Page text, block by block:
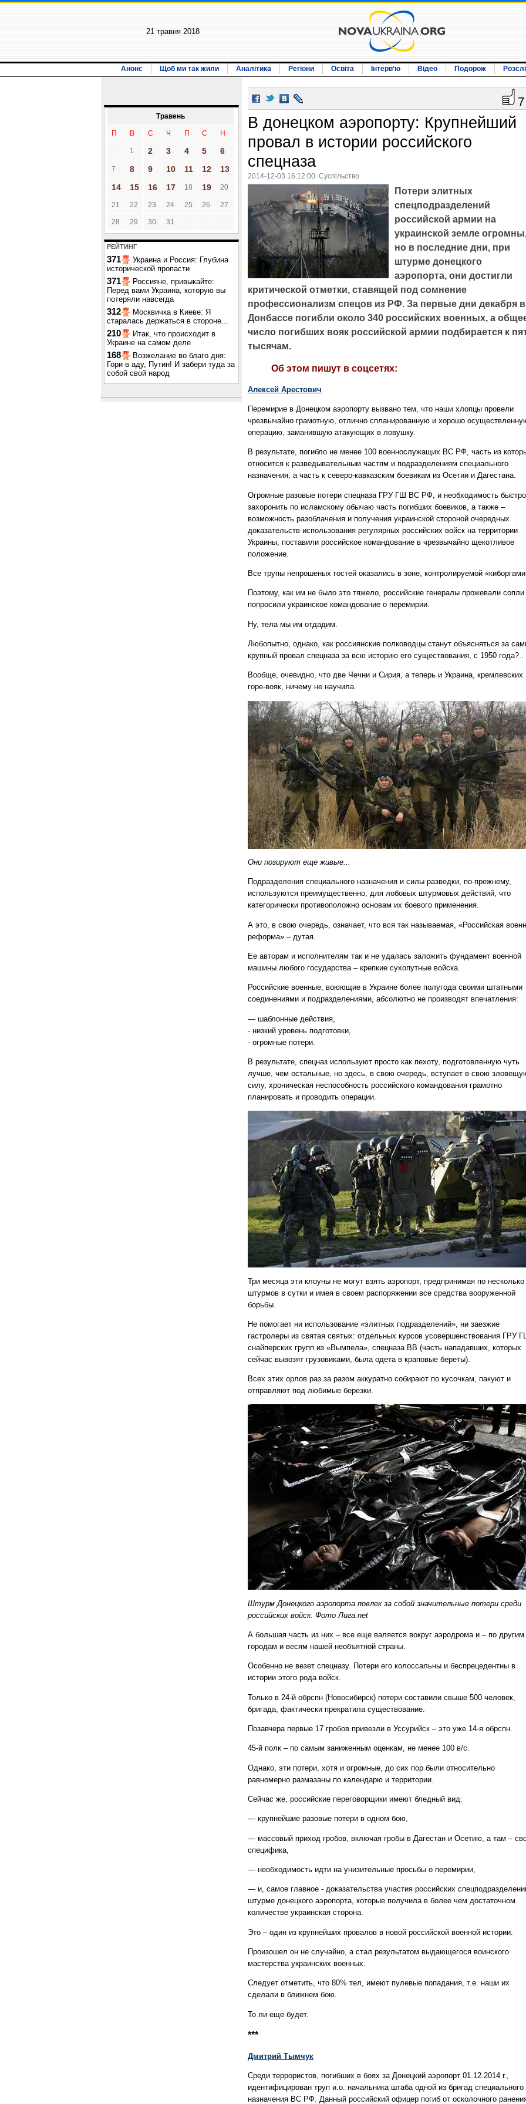
21 травня 2018
Анонс Щоб ми так жили Аналітика Регіони Освіта Інтерв‘ю Відео Подорож
Травень
П В С Ч П С Н
1 2 3 4 5 6
7 8 9 10 11 12
13
14
15 16 17 18 19 20
21 22 23 24 25 26 27
28 29 30 31
РЕЙТИНГ
371
Украина и Россия: Глубина
исторической пропасти
371
Россияне, привыкайте:
Перед вами Украина, которую вы
потеряли навсегда
312
Москвичка в Киеве: Я
старалась держаться в стороне...
210
Итак, что происходит в
Украине на самом деле
168
Возжелание во благо дня:
Гори в аду, Путин! И забери туда за
собой свой народ
7
В донецком аэропорту: Крупнейший
провал в истории российского
спецназа
2014-12-03 16:12:00. Суспільство
Потери элитных
спецподразделений
российской армии на
украинской земле
но в последние дни, при
штурме донецкого
аэропорта, они достигли
критической отметки, ставящей под сомнение
профессионализм спецов из РФ. За первые дни декабря в
Донбассе погибли около 340 российских военных, а
число погибших вояк российской армии подбирается к
тысячам.
Об этом пишут в соцсетях:
Алексей Арестович
Перемирие в Донецком аэропорту вызвано тем, что наши хлопцы провели
чрезвычайно грамотную, отлично спланированную и хорошо
операцию, заманившую атакующих в ловушку.
В результате, погибло не менее 100 военнослужащих ВС РФ, часть из
относится к разведывательным частям и подразделениям специального
назначения, а часть к северо-кавказским боевикам из Осетии и Дагестана.
Огромные разовые потери спецназа ГРУ ГШ ВС РФ, и необходимость быстро
захоронить по исламскому обычаю часть погибших боевиков, а также –
возможность разоблачения и получения украинской стороной очередных
доказательств использования регулярных российских войск на территории
Украины, поставили российское командование в чрезвычайно щекотливое
положение.
Все трупы непрошеных гостей оказались в зоне, контролируемой
Поэтому, как им не было это тяжело, российские генералы прожевали сопли
попросили украинское командование о перемирии.
Ну, тела мы им отдадим.
Любопытно, однако, как россиянские полководцы станут объясняться за
крупный провал спецназа за всю историю его существования, с 1950 года?..
Вообще, очевидно, что две Чечни и Сирия, а теперь и Украина, кремлевских
горе-вояк, ничему не научила.
Они позируют еще живые...
Подразделения специального назначения и силы разведки, по-прежнему,
используются преимущественно, для лобовых штурмовых действий, что
категорически противоположно основам их боевого применения.
А это, в свою очередь, означает, что вся так называемая, «Российская
реформа» – дутая.
Ее авторам и исполнителям так и не удалась заложить фундамент военной
машины любого государства – крепкие сухопутные войска.
Российские военные, воюющие в Украине более полугода своими штатными
соединениями и подразделениями, абсолютно не производят впечатления:
— шаблонные действия,
- низкий уровень подготовки,
- огромные потери.
В результате, спецназ используют просто как пехоту, подготовленную чуть
лучше, чем остальные, но здесь, в свою очередь, вступает в свою
силу, хроническая неспособность российского командования грамотно
планировать и проводить операции.
Три месяца эти клоуны не могут взять аэропорт, предпринимая по несколько
штурмов в сутки и имея в своем распоряжении все средства вооруженной
борьбы.
Не помогает ни использование «элитных подразделений», ни заезжие
гастролеры из святая святых: отдельных курсов усовершенствования ГРУ
снайперских групп из «Вымпела», спецназа ВВ (часть нападавших, которых
сейчас вывозят грузовиками, была одета в краповые береты).
Всех этих орлов раз за разом аккуратно собирают по кусочкам, пакуют и
отправляют под любимые березки.
Штурм Донецкого аэропорта повлек за собой значительные потери среди
российских войск. Фото Лига.net
А большая часть из них – все еще валяется вокруг аэродрома и – по другим
городам и весям нашей необъятной страны.
Особенно не везет спецназу. Потери его колоссальны и беспрецедентны в
истории этого рода войск.
Только в 24-й обрспн (Новосибирск) потери составили свыше 500 человек,
бригада, фактически прекратила существование.
Позавчера первые 17 гробов привезли в Уссурийск – это уже 14-я обрспн.
45-й полк – по самым заниженным оценкам, не менее 100 в/с.
Однако, эти потери, хотя и огромные, до сих пор были относительно
равномерно размазаны по календарю и территории.
Сейчас же, российские переговорщики имеют бледный вид:
— крупнейшие разовые потери в одном бою,
— массовый приход гробов, включая гробы в Дагестан и Осетию, а там –
специфика,
— необходимость идти на унизительные просьбы о перемирии,
— и, самое главное - доказательства участия российских
штурме донецкого аэропорта, которые получила в более чем достаточном
количестве украинская сторона.
Это – один из крупнейших провалов в новой российской военной истории.
Произошел он не случайно, а стал результатом выдающегося воинского
мастерства украинских военных.
Следует отметить, что 80% тел, имеют пулевые попадания, т.е. наши их
сделали в ближнем бою.
То ли еще будет.
***
Дмитрий Тымчук
Среди террористов, погибших в боях за Донецкий аэропорт 01.12.2014 г.,
идентифицирован труп и.о. начальника штаба одной из бригад специального
назначения ВС РФ. Данный российский офицер погиб от осколочного